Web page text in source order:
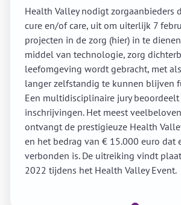
Health Valley nodigt zorgaanbieders
cure en/of care, uit om uiterlijk 7
projecten in de zorg (hier) in te
middel van technologie, zorg
leefomgeving wordt gebracht, met
langer zelfstandig te kunnen blijven
Een multidisciplinaire jury
inschrijvingen. Het meest
ontvangt de prestigieuze Health
en het bedrag van € 15.000 euro dat
verbonden is. De uitreiking vindt
2022 tijdens het Health Valley Event.